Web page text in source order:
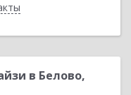
в Белово,